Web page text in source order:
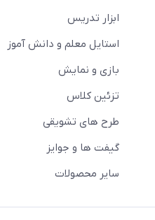
ابزار تدریس
استایل معلم و دانش آموز
بازی و نمایش
تزئین کلاس
طرح های تشویقی
گیفت ها و جوایز
سایر محصولات